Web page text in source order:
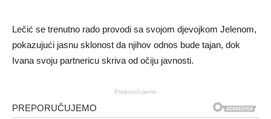
Lečić se trenutno rado provodi sa svojom djevojkom Jelenom,
pokazujući jasnu sklonost da njihov odnos bude tajan, dok
Ivana svoju partnericu skriva od očiju javnosti.
Preporučujemo